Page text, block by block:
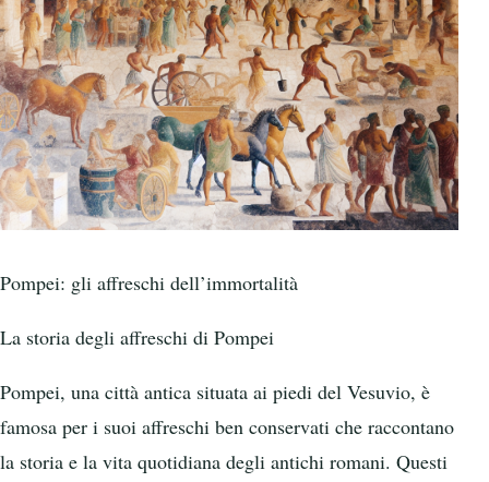
Pompei: gli affreschi dell’immortalità
La storia degli affreschi di Pompei
Pompei, una città antica situata ai piedi del Vesuvio, è
famosa per i suoi affreschi ben conservati che raccontano
la storia e la vita quotidiana degli antichi romani. Questi